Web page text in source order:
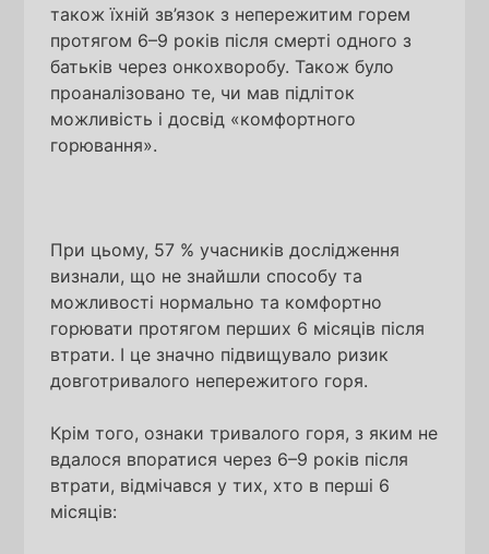
також їхній зв’язок з непережитим горем
протягом 6–9 років після смерті одного з
батьків через онкохворобу. Також було
проаналізовано те, чи мав підліток
можливість і досвід «комфортного
горювання».
При цьому, 57 % учасників дослідження
визнали, що не знайшли способу та
можливості нормально та комфортно
горювати протягом перших 6 місяців після
втрати. І це значно підвищувало ризик
довготривалого непережитого горя.
Крім того, ознаки тривалого горя, з яким не
вдалося впоратися через 6–9 років після
втрати, відмічався у тих, хто в перші 6
місяців: